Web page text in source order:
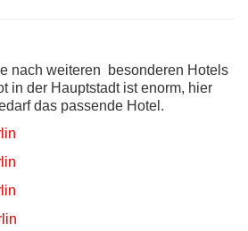
nach weiteren besonderen Hotels
in der Hauptstadt ist enorm, hier
das passende Hotel.